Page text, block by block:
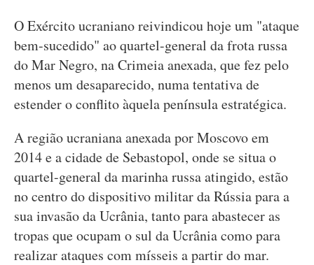
O Exército ucraniano reivindicou hoje um "ataque
bem-sucedido" ao quartel-general da frota russa
do Mar Negro, na Crimeia anexada, que fez pelo
menos um desaparecido, numa tentativa de
estender o conflito àquela península estratégica.
A região ucraniana anexada por Moscovo em
2014 e a cidade de Sebastopol, onde se situa o
quartel-general da marinha russa atingido, estão
no centro do dispositivo militar da Rússia para a
sua invasão da Ucrânia, tanto para abastecer as
tropas que ocupam o sul da Ucrânia como para
realizar ataques com mísseis a partir do mar.